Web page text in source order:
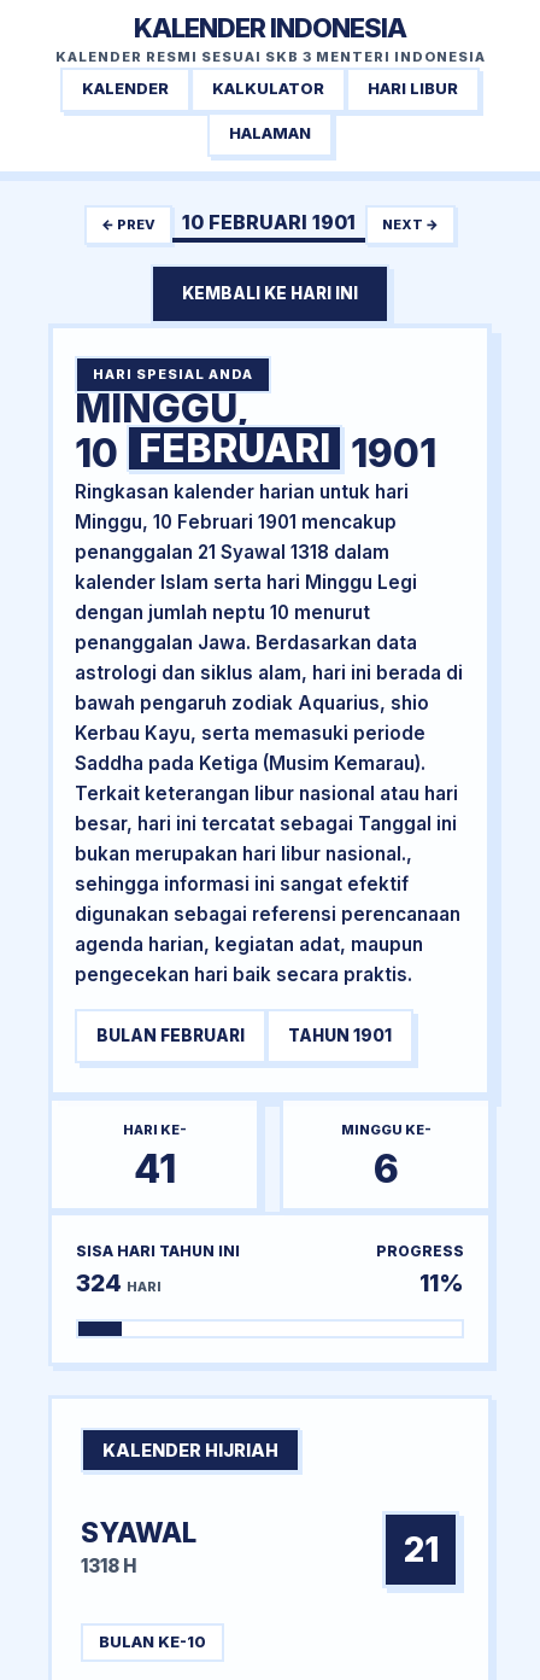
KALENDER INDONESIA
KALENDER RESMI SESUAI SKB 3 MENTERI INDONESIA
KALENDER KALKULATOR HARI LIBUR
HALAMAN
← PREV 10 FEBRUARI 1901 NEXT →
KEMBALI KE HARI INI
HARI SPESIAL ANDA
MINGGU,
10 FEBRUARI 1901
Ringkasan kalender harian untuk hari
Minggu, 10 Februari 1901 mencakup
penanggalan 21 Syawal 1318 dalam
kalender Islam serta hari Minggu Legi
dengan jumlah neptu 10 menurut
penanggalan Jawa. Berdasarkan data
astrologi dan siklus alam, hari ini berada di
bawah pengaruh zodiak Aquarius, shio
Kerbau Kayu, serta memasuki periode
Saddha pada Ketiga (Musim Kemarau).
Terkait keterangan libur nasional atau hari
besar, hari ini tercatat sebagai Tanggal ini
bukan merupakan hari libur nasional.,
sehingga informasi ini sangat efektif
digunakan sebagai referensi perencanaan
agenda harian, kegiatan adat, maupun
pengecekan hari baik secara praktis.
BULAN FEBRUARI TAHUN 1901
HARI KE-
41
MINGGU KE-
6
SISA HARI TAHUN INI
324 HARI
PROGRESS
11%
KALENDER HIJRIAH
SYAWAL
1318 H 21
BULAN KE-10